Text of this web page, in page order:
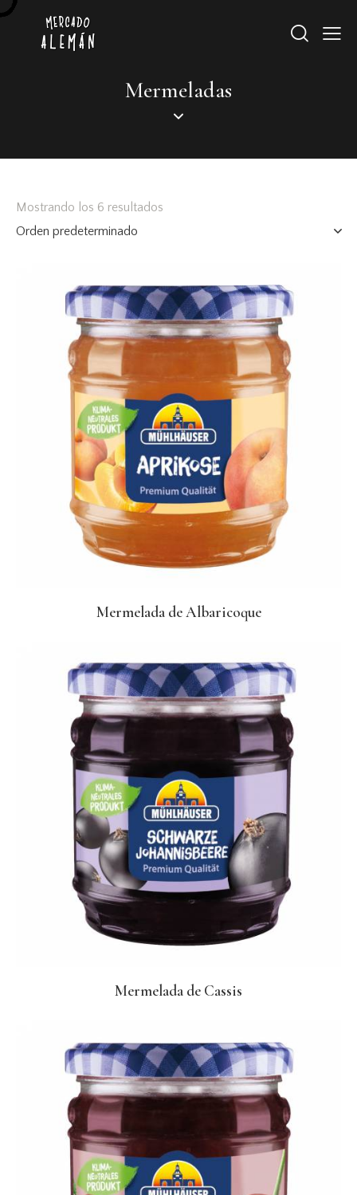
Mermeladas
Mostrando los 6 resultados
Mermelada de Albaricoque
Mermelada de Cassis